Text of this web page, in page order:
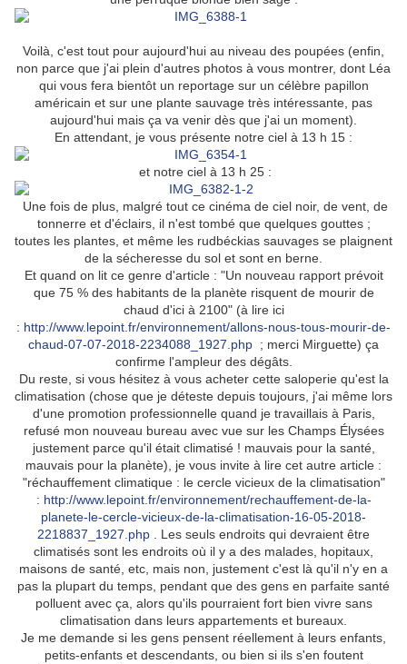
Voilà, c'est tout pour aujourd'hui au niveau des poupées (enfin,
non parce que j'ai plein d'autres photos à vous montrer, dont Léa
qui vous fera bientôt un reportage sur un célèbre papillon
américain et sur une plante sauvage très intéressante, pas
aujourd'hui mais ça va venir dès que j'ai un moment).
En attendant, je vous présente notre ciel à 13 h 15 :
et notre ciel à 13 h 25 :
Une fois de plus, malgré tout ce cinéma de ciel noir, de vent, de
tonnerre et d'éclairs, il n'est tombé que quelques gouttes ;
toutes les plantes, et même les rudbéckias sauvages se plaignent
de la sécheresse du sol et sont en berne.
Et quand on lit ce genre d'article : "Un nouveau rapport prévoit
que 75 % des habitants de la planète risquent de mourir de
chaud d'ici à 2100" (à lire ici
: http://www.lepoint.fr/environnement/allons-nous-tous-mourir-de-
chaud-07-07-2018-2234088_1927.php ; merci Mirguette) ça
confirme l'ampleur des dégâts.
Du reste, si vous hésitez à vous acheter cette saloperie qu'est la
climatisation (chose que je déteste depuis toujours, j'ai même lors
d'une promotion professionnelle quand je travaillais à Paris,
refusé mon nouveau bureau avec vue sur les Champs Élysées
justement parce qu'il était climatisé ! mauvais pour la santé,
mauvais pour la planète), je vous invite à lire cet autre article :
"réchauffement climatique : le cercle vicieux de la climatisation"
: http://www.lepoint.fr/environnement/rechauffement-de-la-
planete-le-cercle-vicieux-de-la-climatisation-16-05-2018-
2218837_1927.php . Les seuls endroits qui devraient être
climatisés sont les endroits où il y a des malades, hopitaux,
maisons de santé, etc, mais non, justement c'est là qu'il n'y en a
pas la plupart du temps, pendant que des gens en parfaite santé
polluent avec ça, alors qu'ils pourraient fort bien vivre sans
climatisation dans leurs appartements et bureaux.
Je me demande si les gens pensent réellement à leurs enfants,
petits-enfants et descendants, ou bien si ils s'en foutent